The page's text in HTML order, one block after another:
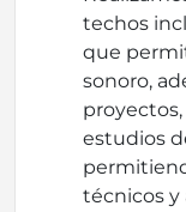
techos
que
sonoro,
estudios
técnicos y